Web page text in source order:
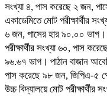
সংখ্যা ৪, পাস করেছে ২ জন,
একাডেমিতে মোট পরীক্ষার্থীর
৬ জন, পাসের হার ৯০.০০
পরীক্ষার্থীর সংখ্যা ৬০, পাস
৯৬.৬৭ ভাগ। পাঠান বাজান
পাস করেছে ৯৮ জন, জিপিএ-৫
উচ্চ বিদ্যালয়ে মোট